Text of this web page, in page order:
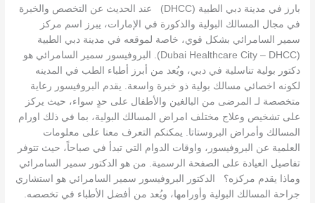
بارز في مدينة دبي الطبية (DHCC) عند الحديث عن التخصص والخبرة
في مجال المسالك البولية والذكورة في الإمارات، يبرز اسم مركز
سمير السامرائي بشكل قوي، خاصة لموقعه في مدينة دبي الطبية
(Dubai Healthcare City – DHCC). البروفيسور سمير السامرائي هو
دكتور بولية تناسلية في دبي، ويُعد من أبرز أطباء الطب في المدينه
لكونه اخصائي مسالك بولية ذو خبرة واسعة. يقدم البروفيسور رعاية
متخصصة لـ المرضى من البالغين والأطفال على حدٍ سواء، حيث يركز
على تشخيص وعلاج مختلف امراض المسالك البولية، بما في ذلك اورام
المسالك وأمراض البروستاتا. يمكنكم التعرف معنا على معلومات
العلمية عن البروفيسور، واوقات الدوام التي تبدأ في صباحاً، حيث تتوفر
تفاصيل العيادة على الصفحة الرسمية. من هو الدكتور سمير السامرائي
وماذا يقدم مركزه؟ الدكتور البروفيسور سمير السامرائي هو استشاري
جراحة المسالك البولية وأورامها، ويُعد من أفضل الأطباء في تخصصه.